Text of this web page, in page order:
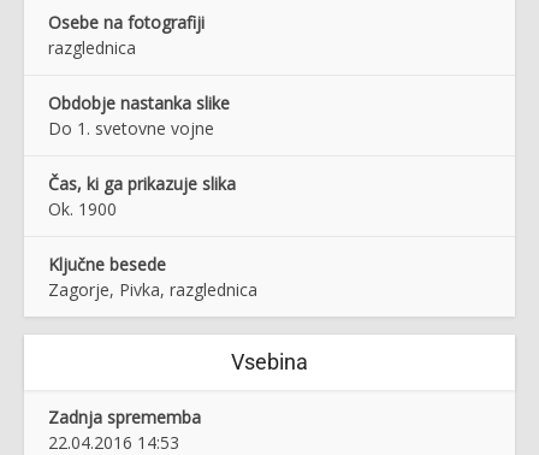
Osebe na fotografiji
razglednica
Obdobje nastanka slike
Do 1. svetovne vojne
Čas, ki ga prikazuje slika
Ok. 1900
Ključne besede
Zagorje, Pivka, razglednica
Vsebina
Zadnja sprememba
22.04.2016 14:53